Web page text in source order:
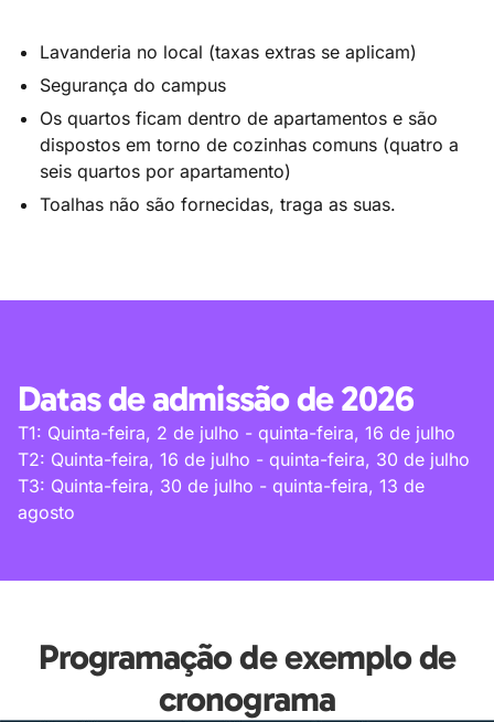
Lavanderia no local (taxas extras se aplicam)
Segurança do campus
Os quartos ficam dentro de apartamentos e são
dispostos em torno de cozinhas comuns (quatro a
seis quartos por apartamento)
Toalhas não são fornecidas, traga as suas.
Datas de admissão de 2026
T1: Quinta-feira, 2 de julho - quinta-feira, 16 de julho
T2: Quinta-feira, 16 de julho - quinta-feira, 30 de julho
T3: Quinta-feira, 30 de julho - quinta-feira, 13 de
agosto
Programação de exemplo de
cronograma